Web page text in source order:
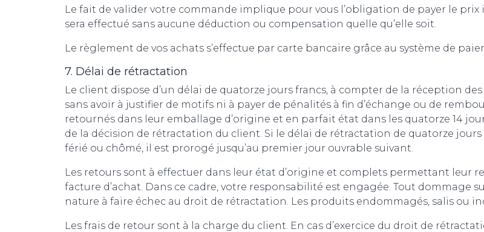
Le fait de valider votre commande implique pour vous l’obligation de payer le
sera effectué sans aucune déduction ou compensation quelle qu’elle soit.
Le règlement de vos achats s’effectue par carte bancaire grâce au système de
7. Délai de rétractation
Le client dispose d’un délai de quatorze jours francs, à compter de la réception
sans avoir à justifier de motifs ni à payer de pénalités à fin d’échange ou de
retournés dans leur emballage d’origine et en parfait état dans les quatorze 14
de la décision de rétractation du client. Si le délai de rétractation de quatorze
férié ou chômé, il est prorogé jusqu’au premier jour ouvrable suivant.
Les retours sont à effectuer dans leur état d’origine et complets permettant leur
facture d’achat. Dans ce cadre, votre responsabilité est engagée. Tout dommage
nature à faire échec au droit de rétractation. Les produits endommagés, salis ou
Les frais de retour sont à la charge du client. En cas d’exercice du droit de